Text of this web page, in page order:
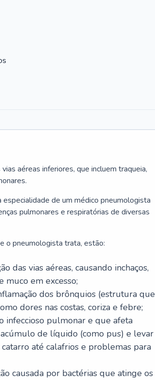
aéreas inferiores, que incluem traqueia,
de um médico pneumologista
pulmonares e respiratórias de diversas
o pneumologista trata, estão:
das vias aéreas, causando inchaços,
muco em excesso;
dos brônquios (estrutura que
dores nas costas, coriza e febre;
infeccioso pulmonar e que afeta
de líquido (como pus) e levar
até calafrios e problemas para
causada por bactérias que atinge os